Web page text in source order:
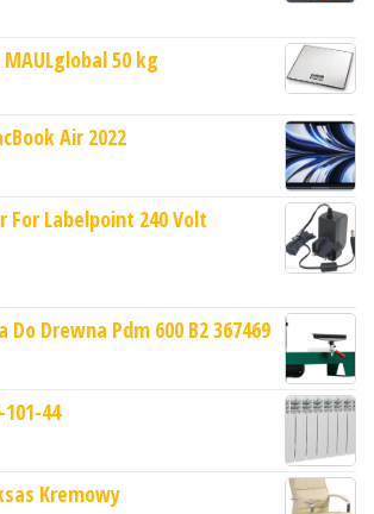
50 kg
Air 2022
For Labelpoint 240 Volt
Drewna Pdm 600 B2 367469
101-44
Kremowy